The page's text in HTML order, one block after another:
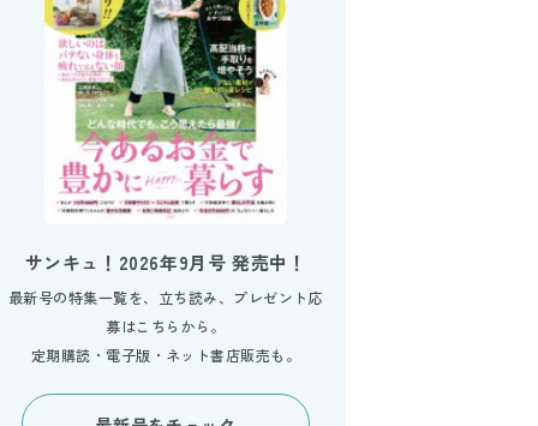
サンキュ！2026年9月号 発売中！
最新号の特集一覧を、立ち読み、プレゼント応
募はこちらから。
定期購読・電子版・ネット書店販売も。